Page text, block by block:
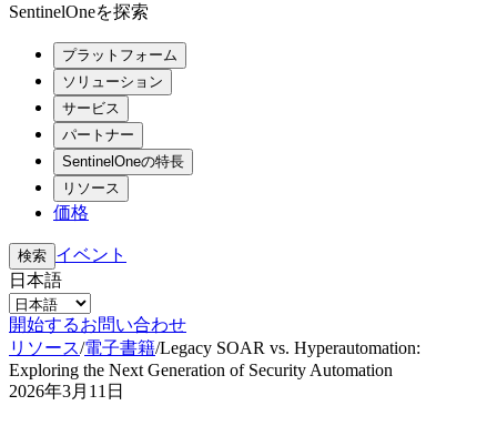
SentinelOneを探索
プラットフォーム
ソリューション
サービス
パートナー
SentinelOneの特長
リソース
価格
検索 イベント
日本語
開始するお問い合わせ
リソース/電子書籍/Legacy SOAR vs. Hyperautomation:
Exploring the Next Generation of Security Automation
2026年3月11日